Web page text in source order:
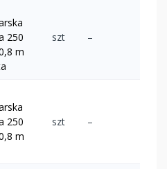
250
m
szt –
250
m
szt –